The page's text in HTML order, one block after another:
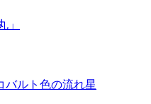
」
バルト色の流れ星